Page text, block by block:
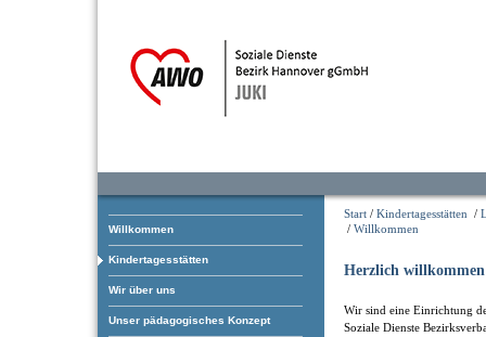
Willkommen
Kindertagesstätten
Wir über uns
Unser pädagogisches Konzept
Start / Kindertagesstätten /
/ Willkommen
Herzlich
Wir sind eine Einrichtung
Soziale Dienste